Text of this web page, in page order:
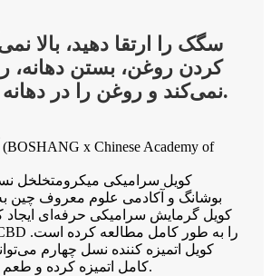
سگک را ارتقا دهید، بالا
کردن روغن، بستن دهانه،
نمی‌کند و روغن را در دهانه اول نمی‌مکد.
کویل سرامیکی میکرومتخلخل
بوشانگ و آکادمی علوم معروف چین
کویل گرمایش سرامیکی حرفه‌ای ایجاد
کویل اتمیزه کننده نسل چهارم
کامل اتمیزه کرده و طعم آن را خالص‌تر کند.